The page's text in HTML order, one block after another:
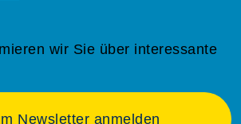
wir Sie über interessante
Newsletter anmelden